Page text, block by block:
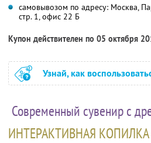
самовывозом по адресу: Москва,
стр. 1, офис 22 Б
Купон действителен по 05 октября
Узнай, как
Современный сувенир с
ИНТЕРАКТИВНАЯ КОПИЛКА